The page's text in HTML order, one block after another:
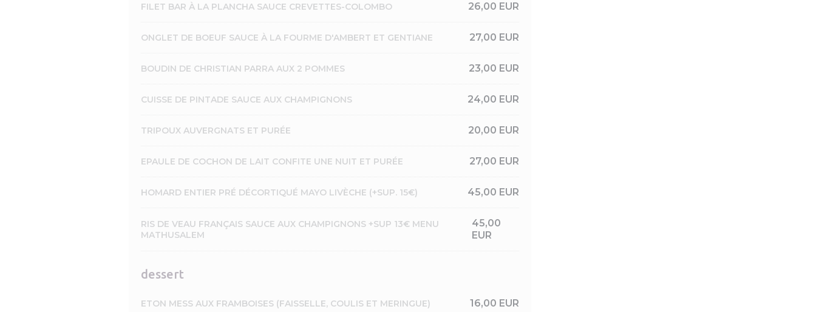
FILET BAR À LA PLANCHA SAUCE CREVETTES-COLOMBO 26,00 EUR
ONGLET DE BOEUF SAUCE À LA FOURME D'AMBERT ET GENTIANE 27,00 EUR
BOUDIN DE CHRISTIAN PARRA AUX 2 POMMES 23,00 EUR
CUISSE DE PINTADE SAUCE AUX CHAMPIGNONS 24,00 EUR
TRIPOUX AUVERGNATS ET PURÉE 20,00 EUR
EPAULE DE COCHON DE LAIT CONFITE UNE NUIT ET PURÉE 27,00 EUR
HOMARD ENTIER PRÉ DÉCORTIQUÉ MAYO LIVÈCHE (+SUP. 15€) 45,00 EUR
RIS DE VEAU FRANÇAIS SAUCE AUX CHAMPIGNONS +SUP 13€ MENU
MATHUSALEM
45,00
EUR
dessert
ETON MESS AUX FRAMBOISES (FAISSELLE, COULIS ET MERINGUE) 16,00 EUR